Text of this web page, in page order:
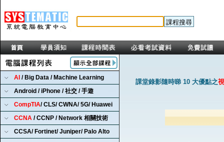
AI / Big Data / Machine Learning
Android / iPhone / 社交 / 手遊
CompTIA/ CLS/ CWNA/ 5G/ Huawei
CCNA / CCNP / Network 相關技術
CCSA/ Fortinet/ Juniper/ Palo Alto
課堂錄影隨時睇 10 大優點之